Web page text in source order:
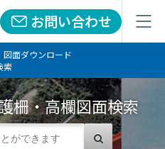
お問い合わせ
お問い合わせ
図面ダウンロード
索
柵・高欄図面検索